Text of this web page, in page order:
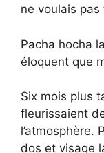
ne voulais
Pacha hocha
éloquent que
Six mois plus
fleurissaient
l’atmosphère.
dos et visage